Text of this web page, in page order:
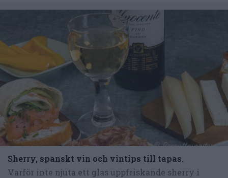
Sherry, spanskt vin och vintips till tapas.
Varför inte njuta ett glas uppfriskande sherry i